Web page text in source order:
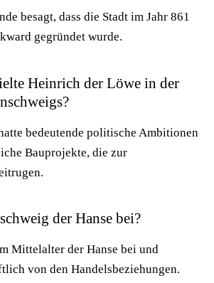
besagt, dass die Stadt im Jahr 861
gegründet wurde.
Heinrich der Löwe in der
bedeutende politische Ambitionen
Bauprojekte, die zur
der Hanse bei?
Mittelalter der Hanse bei und
von den Handelsbeziehungen.